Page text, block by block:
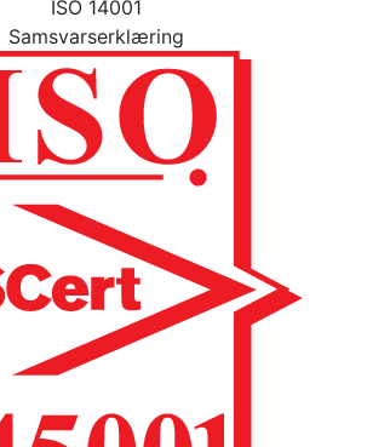
ISO 14001
Samsvarserklæring